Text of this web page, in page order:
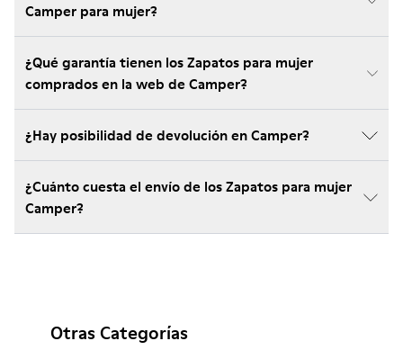
Camper para mujer?
¿Qué garantía tienen los Zapatos para mujer
comprados en la web de Camper?
¿Hay posibilidad de devolución en Camper?
¿Cuánto cuesta el envío de los Zapatos para mujer
Camper?
Otras Categorías